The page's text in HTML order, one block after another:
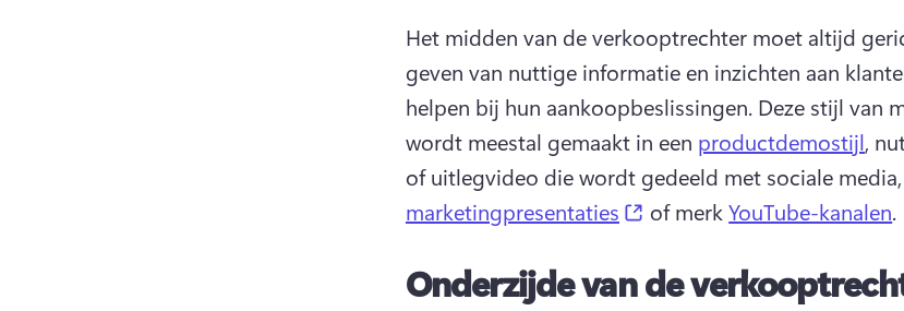
Het midden van de verkooptrechter moet altijd
geven van nuttige informatie en inzichten aan
helpen bij hun aankoopbeslissingen. Deze stijl van
wordt meestal gemaakt in een productdemostijl,
of uitlegvideo die wordt gedeeld met sociale
marketingpresentaties
(opens in a new tab)
of merk YouTube-kanalen.
Onderzijde van de